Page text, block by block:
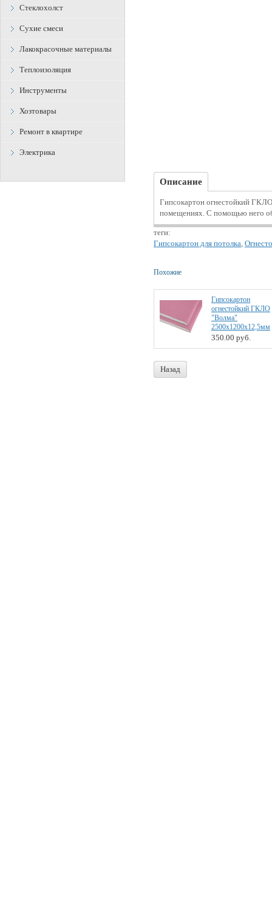
Стеклохолст
Сухие смеси
Лакокрасочные материалы
Теплоизоляция
Инструменты
Хозтовары
Ремонт в квартире
Электрика
Описание
Гипсокартон огнестойкий
помещениях. С помощью него
теги:
Гипсокартон для потолка,
Похожие
Гипсокартон
огнестойкий ГКЛО
"Волма"
2500x1200x12,5мм
350.00 руб.
Назад